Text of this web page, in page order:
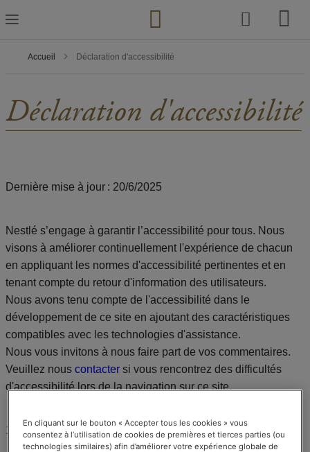
to
Content
Accueil Déclaration d'accessibilité
Déclaration d'accessibilité
Dernière mise à jour : 20/6/2025
Nestlé s’engage à garantir l’accessibilité pour tous. Nous
visons à améliorer continuellement l'expérience de chacun
en appliquant les normes d'accessibilité pertinentes et en
tenant compte du retour d'information des utilisateurs.
Nous avons tenu compte de l'accessibilité dans le
développement de ce site en ajoutant des caractéristiques
compatibles avec les technologies d'assistance.
Nous vous invitons à nous faire part de vos commentaires.
Veuillez nous contacter si vous rencontrez des difficultés
d'accessibilité lors de la navigation sur ce site.
1. État de conformité
En cliquant sur le bouton « Accepter tous les cookies » vous
consentez à l’utilisation de cookies de premières et tierces parties (ou
technologies similaires) afin d’améliorer votre expérience globale de